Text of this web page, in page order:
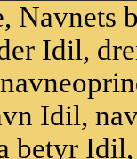
Navnets
Idil,
Idil,
betyr